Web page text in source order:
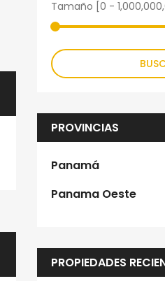
Tamaño [ 0 -
PROVINCIAS
Panamá
Panama Oeste
PROPIEDADES